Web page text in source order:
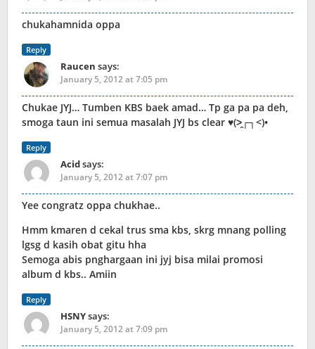
chukahamnida oppa
Reply
Raucen says:
January 5, 2012 at 7:05 pm
Chukae JYJ… Tumben KBS baek amad… Tp ga pa pa deh,
smoga taun ini semua masalah JYJ bs clear ♥(>̯┌┐<)•
Reply
Acidsays:
January 5, 2012 at 7:07 pm
Yee congratz oppa chukhae..
Hmm kmaren d cekal trus sma kbs, skrg mnang polling
lgsg d kasih obat gitu hha
Semoga abis pnghargaan ini jyj bisa milai promosi
album d kbs.. Amiin
Reply
HSNYsays:
January 5, 2012 at 7:09 pm